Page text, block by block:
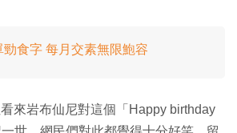
食字 每月交素無限鮑容
來岩布仙尼對這個「Happy birthday